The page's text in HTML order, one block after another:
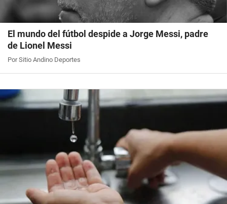
El mundo del fútbol despide a Jorge Messi, padre
de Lionel Messi
Por Sitio Andino Deportes